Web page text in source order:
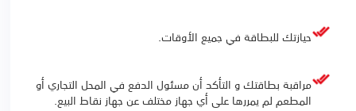
حيازتك للبطاقة في جميع الأوقات.
مراقبة بطاقتك و التأكد أن مسئول الدفع في المحل التجاري أو
المطعم لم يمررها على أي جهاز مختلف عن جهاز نقاط البيع.